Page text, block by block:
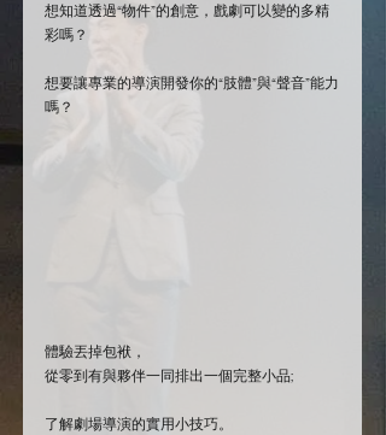
想知道透過“物件”的創意，戲劇可以變的多精
彩嗎？
想要讓專業的導演開發你的“肢體”與“聲音”能力
嗎？
體驗丟掉包袱，
從零到有與夥伴一同排出一個完整小品;
了解劇場導演的實用小技巧。